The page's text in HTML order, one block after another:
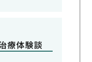
療体験談